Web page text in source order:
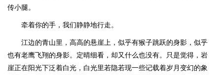
传小腿。
牵着你的手，我们静静地行走。
江边的青山里，高高的悬崖上，似乎有猴子跳跃的身影，似乎
也有老鹰飞翔的身影。定晴细看，却又什么也没有。只是觉得，岩
崖正在阳光下泛着白光，白光里若隐若现一些记载着岁月变幻的象